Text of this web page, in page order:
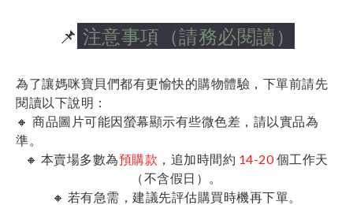
📌 注意事項（請務必閱讀）
為了讓媽咪寶貝們都有更愉快的購物體驗，下單前請先
閱讀以下說明：
🔸 商品圖片可能因螢幕顯示有些微色差，請以實品為
準。
🔸 本賣場多數為預購款 ，追加時間約 14-20個工作天
（不含假日）。
🔸 若有急需，建議先評估購買時機再下單。